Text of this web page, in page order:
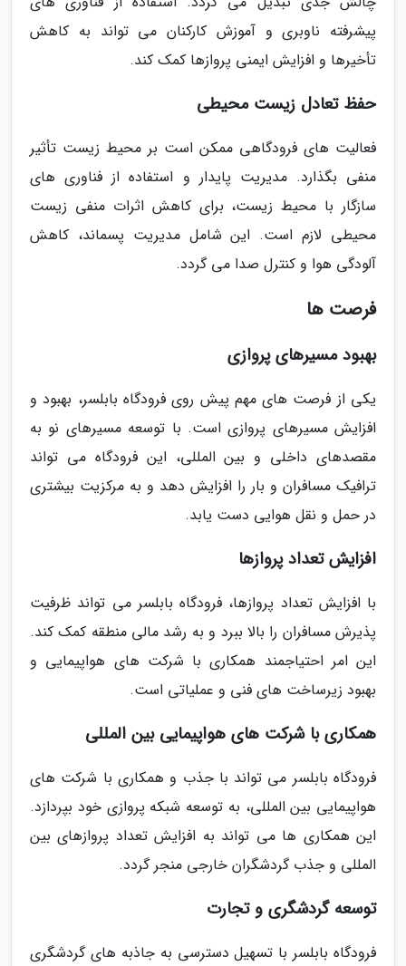
پیشرفته ناوبری و آموزش کارکنان می تواند به کاهش
تأخیرها و افزایش ایمنی پروازها کمک کند.
حفظ تعادل زیست محیطی
فعالیت های فرودگاهی ممکن است بر محیط زیست تأثیر
منفی بگذارد. مدیریت پایدار و استفاده از فناوری های
سازگار با محیط زیست، برای کاهش اثرات منفی زیست
محیطی لازم است. این شامل مدیریت پسماند، کاهش
آلودگی هوا و کنترل صدا می گردد.
فرصت ها
بهبود مسیرهای پروازی
یکی از فرصت های مهم پیش روی فرودگاه بابلسر، بهبود و
افزایش مسیرهای پروازی است. با توسعه مسیرهای نو به
مقصدهای داخلی و بین المللی، این فرودگاه می تواند
ترافیک مسافران و بار را افزایش دهد و به مرکزیت بیشتری
در حمل و نقل هوایی دست یابد.
افزایش تعداد پروازها
با افزایش تعداد پروازها، فرودگاه بابلسر می تواند ظرفیت
پذیرش مسافران را بالا ببرد و به رشد مالی منطقه کمک کند.
این امر احتیاجمند همکاری با شرکت های هواپیمایی و
بهبود زیرساخت های فنی و عملیاتی است.
همکاری با شرکت های هواپیمایی بین المللی
فرودگاه بابلسر می تواند با جذب و همکاری با شرکت های
هواپیمایی بین المللی، به توسعه شبکه پروازی خود بپردازد.
این همکاری ها می تواند به افزایش تعداد پروازهای بین
المللی و جذب گردشگران خارجی منجر گردد.
توسعه گردشگری و تجارت
فرودگاه بابلسر با تسهیل دسترسی به جاذبه های گردشگری